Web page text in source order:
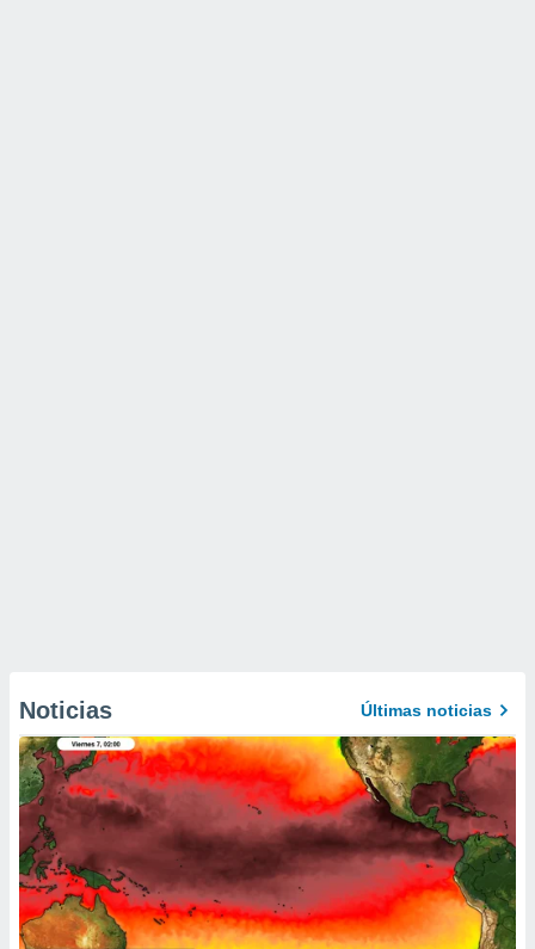
Noticias Últimas noticias